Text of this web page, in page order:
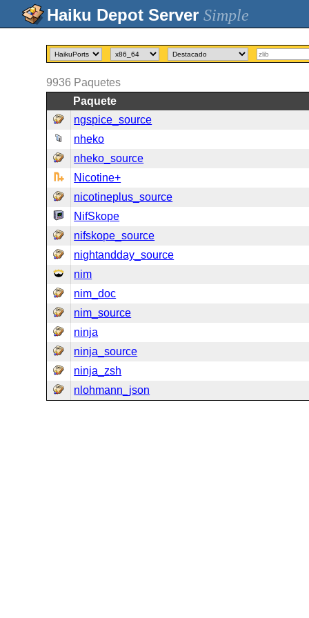
Simple
9936 Paquetes
Paquete
ngspice_source
nheko
nheko_source
Nicotine+
nicotineplus_source
NifSkope
nifskope_source
nightandday_source
nim
nim_doc
nim_source
ninja
ninja_source
ninja_zsh
nlohmann_json